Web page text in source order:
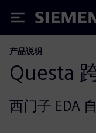
Siemens
产品说明
Questa
西门子 EDA